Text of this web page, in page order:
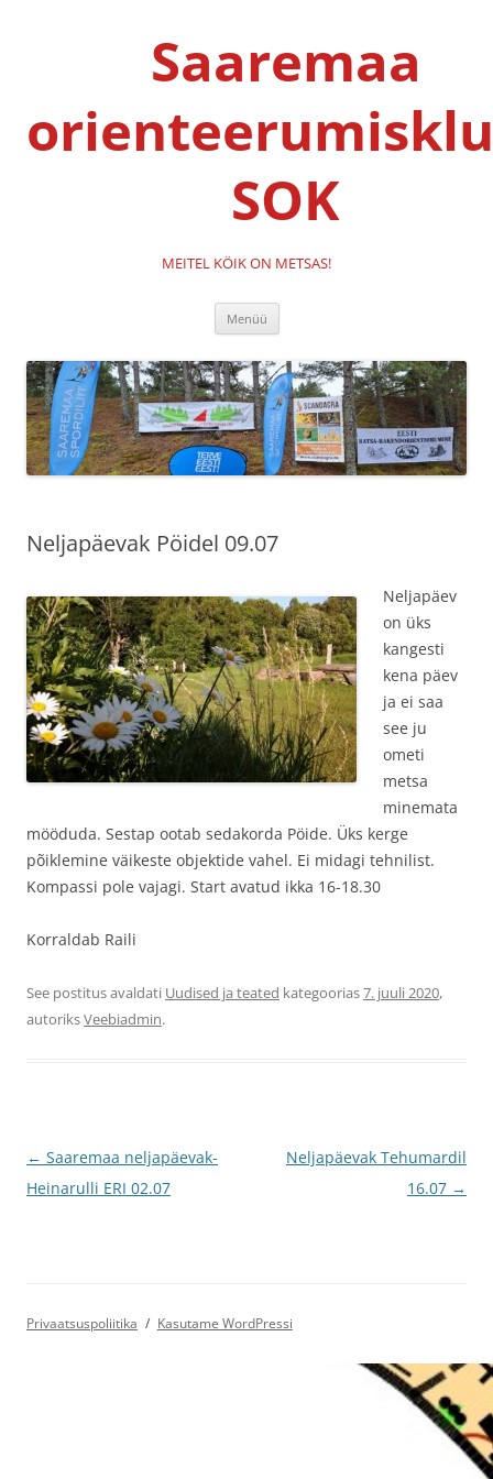
Saaremaa
SOK
MEITEL KÖIK ON METSAS!
Menüü
Neljapäevak Pöidel 09.07
Neljapäev
on üks
kangesti
kena päev
ja ei saa
see ju
ometi
metsa
minemata
mööduda. Sestap ootab sedakorda Pöide. Üks kerge
põiklemine väikeste objektide vahel. Ei midagi tehnilist.
Kompassi pole vajagi. Start avatud ikka 16-18.30
Korraldab Raili
See postitus avaldati Uudised ja teated kategoorias7. juuli 2020,
autoriksVeebiadmin.
Postituste
töölaud
← Saaremaa neljapäevak-
Heinarulli ERI 02.07
Neljapäevak Tehumardil
16.07 →
Privaatsuspoliitika Kasutame WordPressi